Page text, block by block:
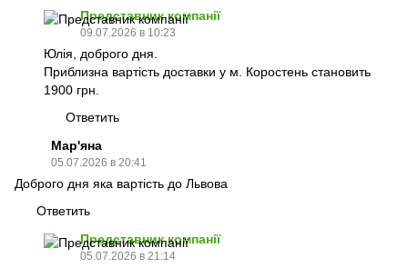
Представник компанії
09.07.2026 в 10:23
Юлія, доброго дня.
Приблизна вартість доставки у м. Коростень становить
1900 грн.
Ответить
Мар'яна
05.07.2026 в 20:41
Доброго дня яка вартість до Львова
Ответить
Представник компанії
05.07.2026 в 21:14